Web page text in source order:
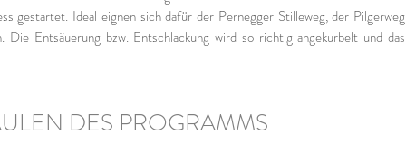
gestartet. Ideal eignen sich dafür der Pernegger Stilleweg, der Pilgerweg
Entsäuerung bzw. Entschlackung wird so richtig angekurbelt und das
DES PROGRAMMS